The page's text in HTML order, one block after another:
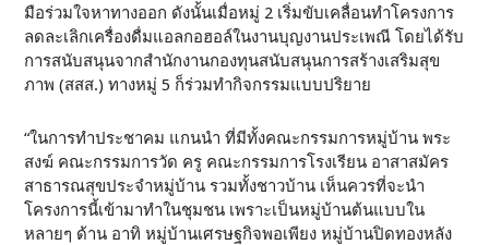
มือร่วมใจหาทางออก ดังนั้นเมื่อหมู่ 2 เริ่มขับเคลื่อนทำโครงการ
ลดละเลิกเครื่องดื่มแอลกอฮอล์ในงานบุญงานประเพณี โดยได้รับ
การสนับสนุนจากสำนักงานกองทุนสนับสนุนการสร้างเสริมสุข
ภาพ (สสส.) ทางหมู่ 5 ก็ร่วมทำกิจกรรมแบบปริยาย
“ในการทำประชาคม แกนนำ ที่มีทั้งคณะกรรมการหมู่บ้าน พระ
สงฆ์ คณะกรรมการวัด ครู คณะกรรมการโรงเรียน อาสาสมัคร
สาธารณสุขประจำหมู่บ้าน รวมทั้งชาวบ้าน เห็นควรที่จะนำ
โครงการนี้เข้ามาทำในชุมชน เพราะเป็นหมู่บ้านต้นแบบใน
หลายๆ ด้าน อาทิ หมู่บ้านเศรษฐกิจพอเพียง หมู่บ้านปิดทองหลัง